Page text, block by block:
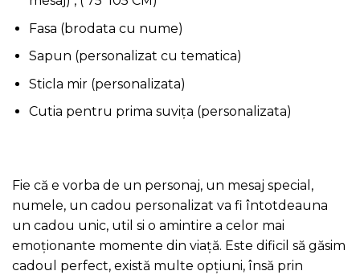
Fasa (brodata cu nume)
Sapun (personalizat cu tematica)
Sticla mir (personalizata)
Cutia pentru prima suvița (personalizata)
Fie că e vorba de un personaj, un mesaj special,
numele, un cadou personalizat va fi întotdeauna
un cadou unic, util si o amintire a celor mai
emoționante momente din viață. Este dificil să găsim
cadoul perfect, există multe opțiuni, însă prin